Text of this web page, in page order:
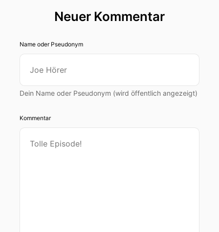
Neuer Kommentar
Name oder Pseudonym
Dein Name oder Pseudonym (wird öffentlich angezeigt)
Kommentar